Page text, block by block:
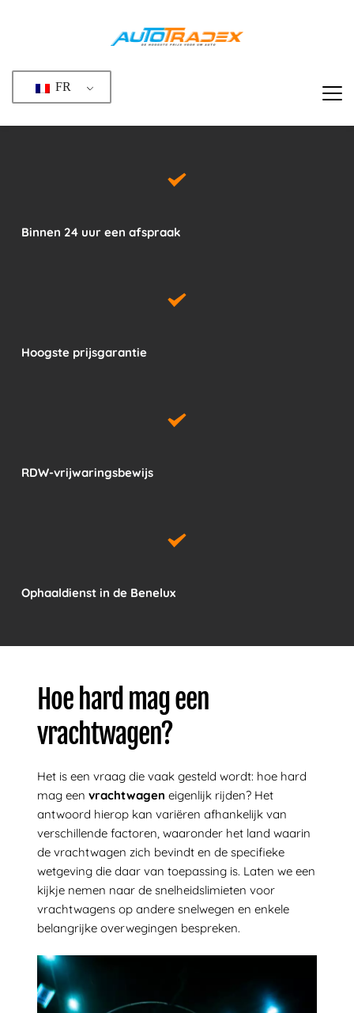
FR
Binnen 24 uur een afspraak
Hoogste prijsgarantie
RDW-vrijwaringsbewijs
Ophaaldienst in de Benelux
Hoe hard mag een
vrachtwagen?
Het is een vraag die vaak gesteld wordt: hoe hard
mag een vrachtwagen eigenlijk rijden? Het
antwoord hierop kan variëren afhankelijk van
verschillende factoren, waaronder het land waarin
de vrachtwagen zich bevindt en de specifieke
wetgeving die daar van toepassing is. Laten we een
kijkje nemen naar de snelheidslimieten voor
vrachtwagens op andere snelwegen en enkele
belangrijke overwegingen bespreken.